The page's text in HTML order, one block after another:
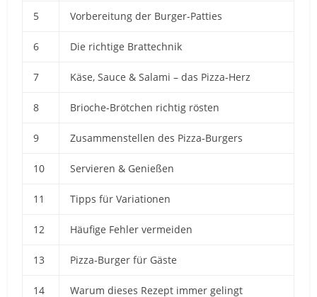
5 Vorbereitung der Burger-Patties
6 Die richtige Brattechnik
7 Käse, Sauce & Salami – das Pizza-Herz
8 Brioche-Brötchen richtig rösten
9 Zusammenstellen des Pizza-Burgers
10 Servieren & Genießen
11 Tipps für Variationen
12 Häufige Fehler vermeiden
13 Pizza-Burger für Gäste
14 Warum dieses Rezept immer gelingt